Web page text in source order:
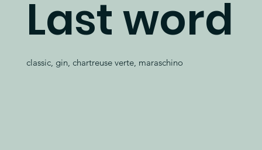
Last word
classic, gin, chartreuse verte, maraschino